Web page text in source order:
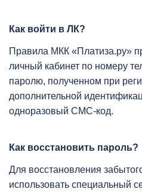
Как войти в ЛК?
Правила МКК «Платиза.ру»
личный кабинет по номеру
паролю, полученном при
дополнительной
одноразовый СМС-код.
Как восстановить пароль?
Для восстановления
использовать специальный